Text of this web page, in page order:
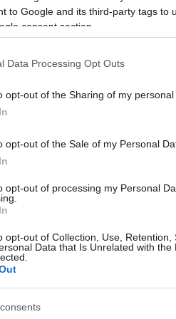
to Google and its third-party tags to
consent section.
Data Processing Opt Outs
opt-out of the Sharing of my personal
opt-out of the Sale of my Personal
opt-out of processing my Personal
opt-out of Collection, Use, Retention,
Data that Is Unrelated with the
javíthatják a
alvásra is jótékony
rezgéseivel.
2024. JÚNIUS 12. ● HAMU ÉS
alvás közben,
HAMU ÉS GYÉMÁNT